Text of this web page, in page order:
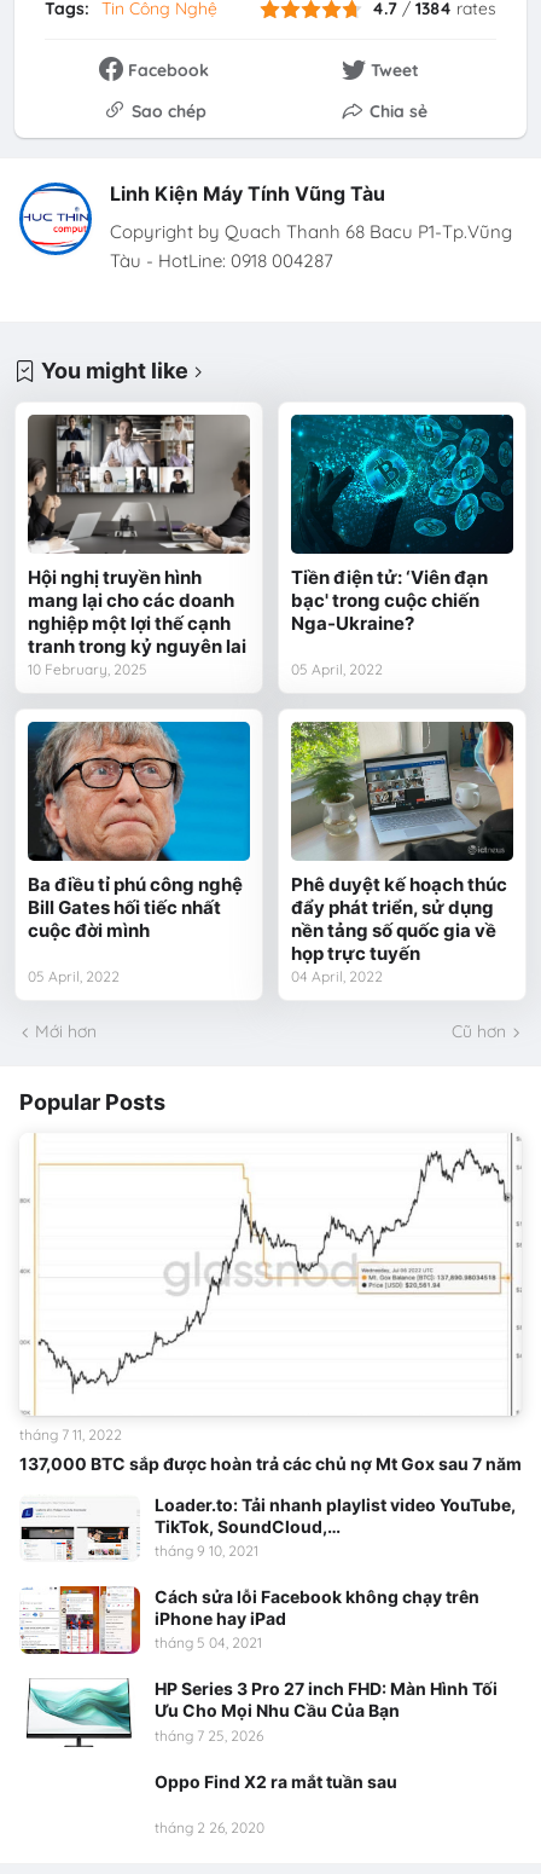
Tags: Tin Công Nghệ 4.7 /1384 rates
Facebook
Tweet
Sao chép
Chia sẻ
Linh Kiện Máy Tính Vũng Tàu
Copyright by Quach Thanh 68 Bacu P1-Tp.Vũng
Tàu - HotLine: 0918 004287
You might like
Hội nghị truyền hình
mang lại cho các doanh
nghiệp một lợi thế cạnh
tranh trong kỷ nguyên lai
10 February, 2025
Tiền điện tử: ‘Viên đạn
bạc' trong cuộc chiến
Nga-Ukraine?
05 April, 2022
Ba điều tỉ phú công nghệ
Bill Gates hối tiếc nhất
cuộc đời mình
05 April, 2022
Phê duyệt kế hoạch thúc
đẩy phát triển, sử dụng
nền tảng số quốc gia về
họp trực tuyến
04 April, 2022
Mới hơn Cũ hơn
Popular Posts
137,000 BTC sắp được hoàn trả các chủ nợ Mt Gox sau 7 năm
tháng 7 11, 2022
Loader.to: Tải nhanh playlist video YouTube,
TikTok, SoundCloud,…
tháng 9 10, 2021
Cách sửa lỗi Facebook không chạy trên
iPhone hay iPad
tháng 5 04, 2021
HP Series 3 Pro 27 inch FHD: Màn Hình Tối
Ưu Cho Mọi Nhu Cầu Của Bạn
tháng 7 25, 2026
Oppo Find X2 ra mắt tuần sau
tháng 2 26, 2020